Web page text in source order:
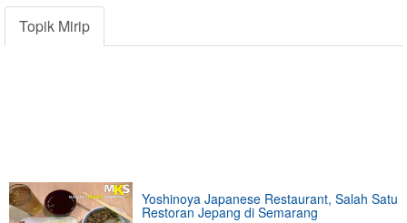
Topik Mirip
Yoshinoya Japanese Restaurant, Salah Satu
Restoran Jepang di Semarang